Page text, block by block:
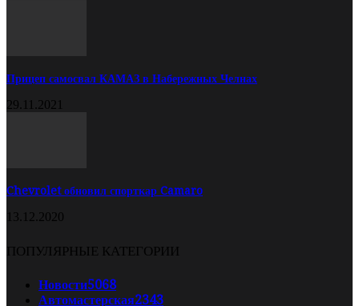
Прицеп самосвал КАМАЗ в Набережных Челнах
29.11.2021
Chevrolet обновил спорткар Camaro
13.12.2020
ПОПУЛЯРНЫЕ КАТЕГОРИИ
Новости5068
Автомастерская2343